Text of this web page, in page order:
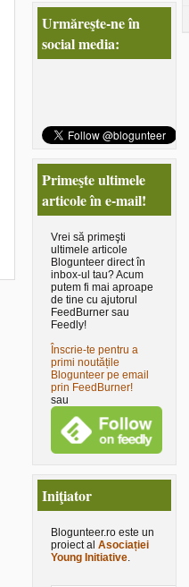
Urmăreşte-ne în
social media:
Primeşte ultimele
articole în e-mail!
Vrei să primeşti
ultimele articole
Blogunteer direct în
inbox-ul tau? Acum
putem fi mai aproape
de tine cu ajutorul
FeedBurner sau
Feedly!
Înscrie-te pentru a
primi noutățile
Blogunteer pe email
prin FeedBurner!
sau
Iniţiator
Blogunteer.ro este un
proiect al Asociației
Young Initiative.